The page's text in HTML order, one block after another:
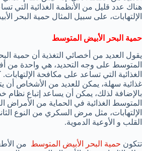
هناك عدد قليل من الأنظمة الغذائية التي
الإلتهابات، على سبيل المثال حمية البحر
حمية البحر الأبيض المتوسط
يقول العديد من أخصائي التغذية أن حمية
المتوسط على وجه التحديد، هي واحدة من
الغذائية التي تساعد على مكافحة
غذائية سهلة، يمكن للعديد من الأشخاص أن
بالإضافة لذلك، يمكن أن يساعد إتباع نظام
المتوسط الغذائية في الحماية من الأمراض
الإلتهابات، مثل مرض السكري من النوع
القلب و الأوعية الدموية.
تتكون حمية البحر الأبيض المتوسط من